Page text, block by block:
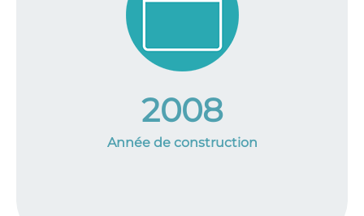
2008
Année de construction